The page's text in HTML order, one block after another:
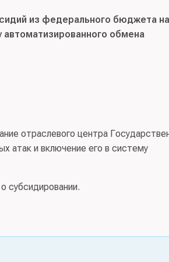
из федерального бюджета на
обмена
отраслевого центра
атак и включение его в систему
субсидировании.